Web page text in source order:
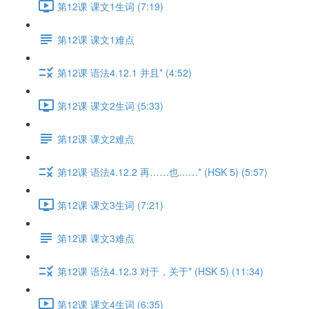
第12课 课文1生词 (7:19)
第12课 课文1难点
第12课 语法4.12.1 并且* (4:52)
第12课 课文2生词 (5:33)
第12课 课文2难点
第12课 语法4.12.2 再……也……* (HSK 5) (5:57)
第12课 课文3生词 (7:21)
第12课 课文3难点
第12课 语法4.12.3 对于，关于* (HSK 5) (11:34)
第12课 课文4生词 (6:35)